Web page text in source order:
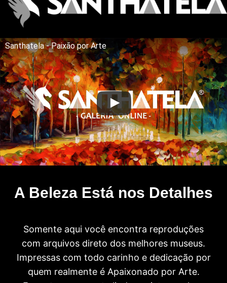
Santhatela - Paixão por Arte
A Beleza Está nos Detalhes
Somente aqui você encontra reproduções
com arquivos direto dos melhores museus.
Impressas com todo carinho e dedicação por
quem realmente é Apaixonado por Arte.